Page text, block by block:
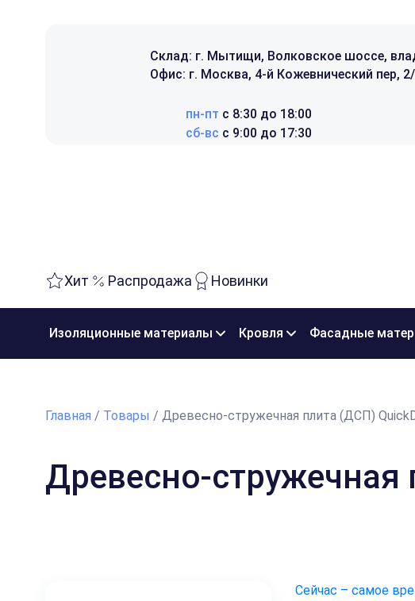
Склад: г. Мытищи, Волковское шоссе,
Офис: г. Москва, 4-й Кожевнический пер,
пн-пт с 8:30 до 18:00
сб-вс с 9:00 до 17:30
Хит Распродажа Новинки
Изоляционные материалы Кровля Фасадные
Главная / Товары / Древесно-стружечная плита (ДСП)
Древесно-
Сейчас – самое